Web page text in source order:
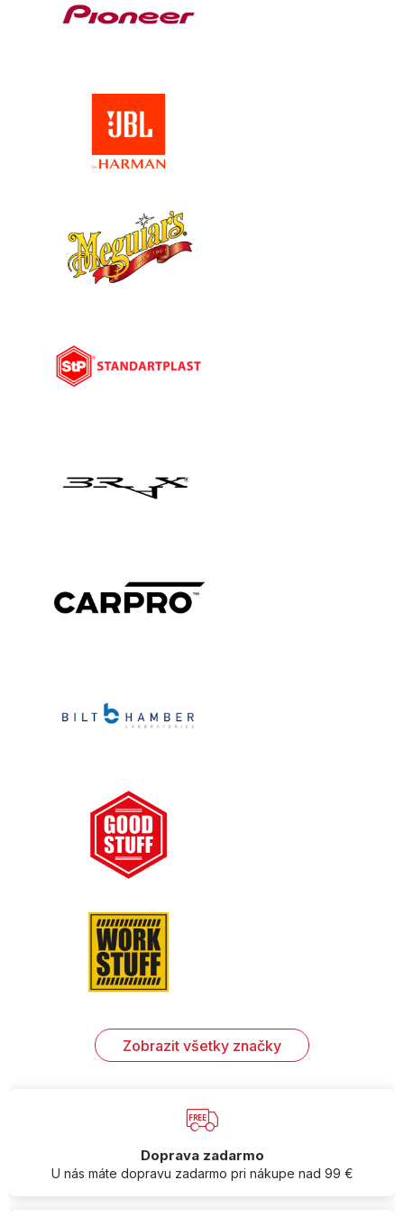
Zobrazit všetky značky
Doprava zadarmo
U nás máte dopravu zadarmo pri nákupe nad 99 €